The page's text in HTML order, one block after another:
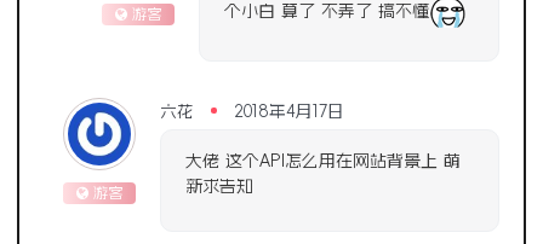
游客
个小白 算了 不弄了 搞不懂
游客
六花 2018年4月17日
大佬 这个API怎么用在网站背景上 萌
新求告知